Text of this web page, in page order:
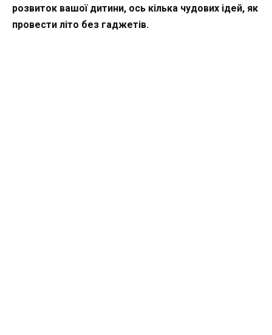
розвиток вашої дитини, ось кілька чудових ідей, як
провести літо без гаджетів.